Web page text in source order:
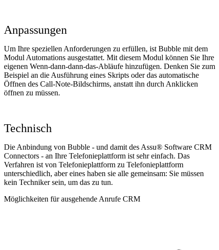
Anpassungen
Um Ihre speziellen Anforderungen zu erfüllen, ist Bubble mit dem
Modul Automations ausgestattet. Mit diesem Modul können Sie Ihre
eigenen Wenn-dann-dann-das-Abläufe hinzufügen. Denken Sie zum
Beispiel an die Ausführung eines Skripts oder das automatische
Öffnen des Call-Note-Bildschirms, anstatt ihn durch Anklicken
öffnen zu müssen.
Technisch
Die Anbindung von Bubble - und damit des Assu® Software CRM
Connectors - an Ihre Telefonieplattform ist sehr einfach. Das
Verfahren ist von Telefonieplattform zu Telefonieplattform
unterschiedlich, aber eines haben sie alle gemeinsam: Sie müssen
kein Techniker sein, um das zu tun.
Möglichkeiten für ausgehende Anrufe CRM